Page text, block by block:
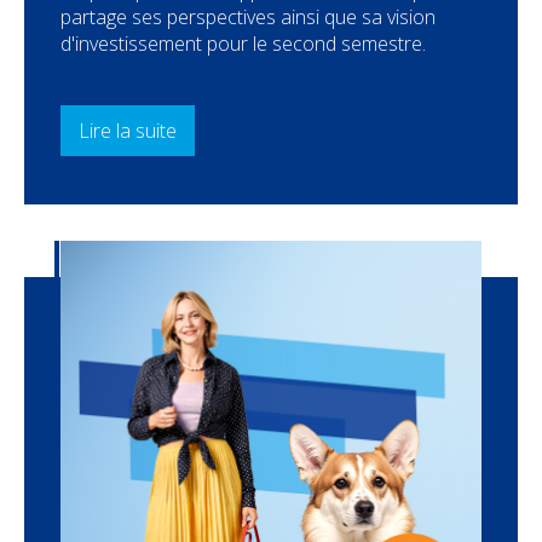
partage ses perspectives ainsi que sa vision
d'investissement pour le second semestre.
Lire la suite